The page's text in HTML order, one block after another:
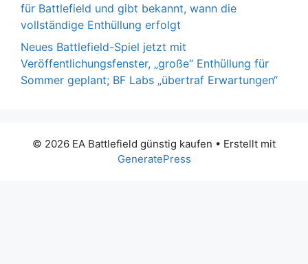
für Battlefield und gibt bekannt, wann die
vollständige Enthüllung erfolgt
Neues Battlefield-Spiel jetzt mit
Veröffentlichungsfenster, „große“ Enthüllung für
Sommer geplant; BF Labs „übertraf Erwartungen“
© 2026 EA Battlefield günstig kaufen • Erstellt mit
GeneratePress